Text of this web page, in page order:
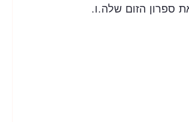
ספרון הזום שלה.ו.